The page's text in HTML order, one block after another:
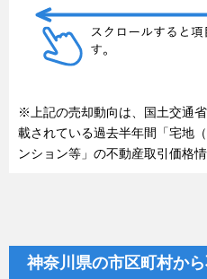
※上記の売却動向は、国土交通
載されている過去半年間「宅地
ンション等」の不動産取引価格情
神奈川県の市区町村か